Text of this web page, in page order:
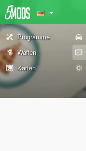
Programme
Waffen
Karten